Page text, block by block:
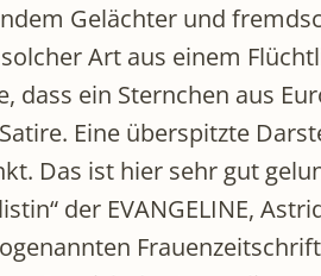
Gelächter und
Art aus einem
dass ein Sternchen aus
Eine überspitzte
Das ist hier sehr gut
der EVANGELINE,